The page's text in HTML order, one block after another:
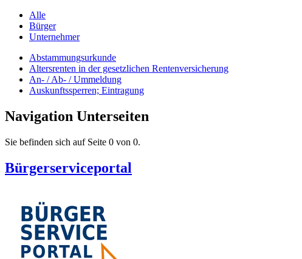
Alle
Bürger
Unternehmer
Abstammungsurkunde
Altersrenten in der gesetzlichen Rentenversicherung
An- / Ab- / Ummeldung
Auskunftssperren; Eintragung
Navigation Unterseiten
Sie befinden sich auf Seite 0 von 0.
Bürgerserviceportal